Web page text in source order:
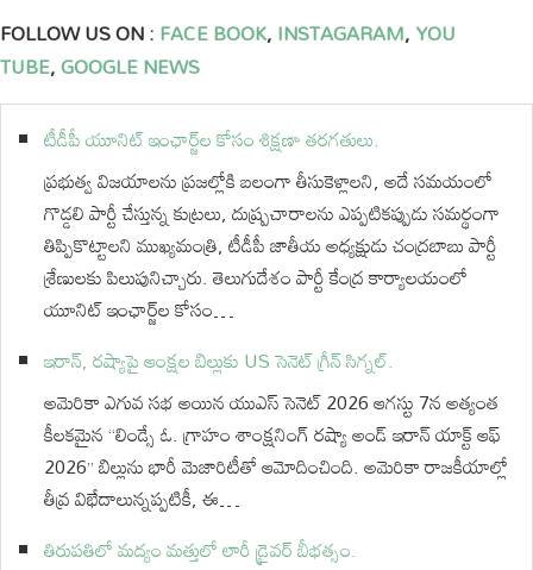
FOLLOW US ON :FACE BOOK,INSTAGARAM,YOU
TUBE,GOOGLE NEWS
టీడీపీ యూనిట్ ఇంఛార్జ్‌ల కోసం శిక్షణా తరగతులు.
ప్రభుత్వ విజయాలను ప్రజల్లోకి బలంగా తీసుకెళ్లాలని, అదే సమయంలో
గొడ్డలి పార్టీ చేస్తున్న కుట్రలు, దుష్ప్రచారాలను ఎప్పటికప్పుడు సమర్థంగా
తిప్పికొట్టాలని ముఖ్యమంత్రి, టీడీపీ జాతీయ అధ్యక్షుడు చంద్రబాబు పార్టీ
శ్రేణులకు పిలుపునిచ్చారు. తెలుగుదేశం పార్టీ కేంద్ర కార్యాలయంలో
యూనిట్ ఇంఛార్జ్‌ల కోసం…
ఇరాన్, రష్యాపై ఆంక్షల బిల్లుకు US సెనెట్ గ్రీన్ సిగ్నల్.
అమెరికా ఎగువ సభ అయిన యుఎస్ సెనెట్ 2026 ఆగస్టు 7న అత్యంత
కీలకమైన “లిండ్సే ఓ. గ్రాహం శాంక్షనింగ్ రష్యా అండ్ ఇరాన్ యాక్ట్ ఆఫ్
2026” బిల్లును భారీ మెజారిటీతో ఆమోదించింది. అమెరికా రాజకీయాల్లో
తీవ్ర విభేదాలున్నప్పటికీ, ఈ…
తిరుపతిలో మద్యం మత్తులో లారీ డ్రైవర్ బీభత్సం.